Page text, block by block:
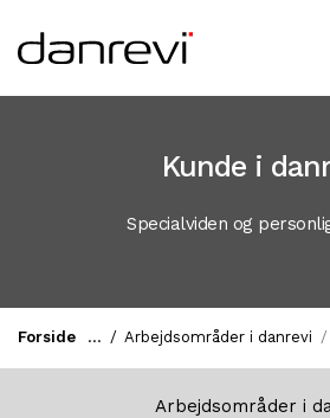
Kunde i
Specialviden og
Forside Arbejdsområder i danrevi
Arbejdsområder i